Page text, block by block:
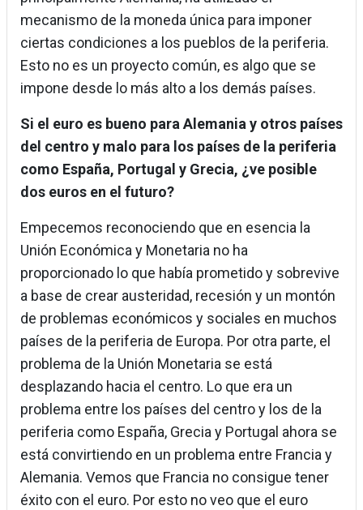
mecanismo de la moneda única para imponer
ciertas condiciones a los pueblos de la periferia.
Esto no es un proyecto común, es algo que se
impone desde lo más alto a los demás países.
Si el euro es bueno para Alemania y otros países
del centro y malo para los países de la periferia
como España, Portugal y Grecia, ¿ve posible
dos euros en el futuro?
Empecemos reconociendo que en esencia la
Unión Económica y Monetaria no ha
proporcionado lo que había prometido y sobrevive
a base de crear austeridad, recesión y un montón
de problemas económicos y sociales en muchos
países de la periferia de Europa. Por otra parte, el
problema de la Unión Monetaria se está
desplazando hacia el centro. Lo que era un
problema entre los países del centro y los de la
periferia como España, Grecia y Portugal ahora se
está convirtiendo en un problema entre Francia y
Alemania. Vemos que Francia no consigue tener
éxito con el euro. Por esto no veo que el euro